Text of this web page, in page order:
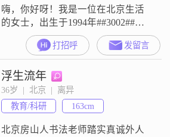
得幽默感是生活中很重要的一部分
嗨，你好呀！我是一位在北京生活
的女士，出生于1994年##3002##虽
然我只有157cm的身高，但我相信，
身高并不是衡量一个人的全部标准
##3002##我在一家不错的公司工
作，每月的收入在5001到8000元之
间，还算稳定##3002##我拥有硕士
学历，在学习和工作中都养成了细
腻敏感的性格##3002##这让我更懂
得
打招呼 发留言
浮生流年
36岁  |  北京  |  离异
教育/科研
163cm
北京房山人书法老师踏实真诚外人